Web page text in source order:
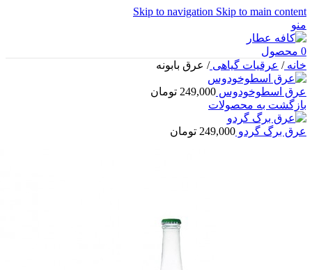
Skip to navigation Skip to main content
منو
0 محصول
خانه/ عرقیات گیاهی/ عرق بابونه
عرق اسطوخودوس 249,000 تومان
بازگشت به محصولات
عرق برگ گردو 249,000 تومان